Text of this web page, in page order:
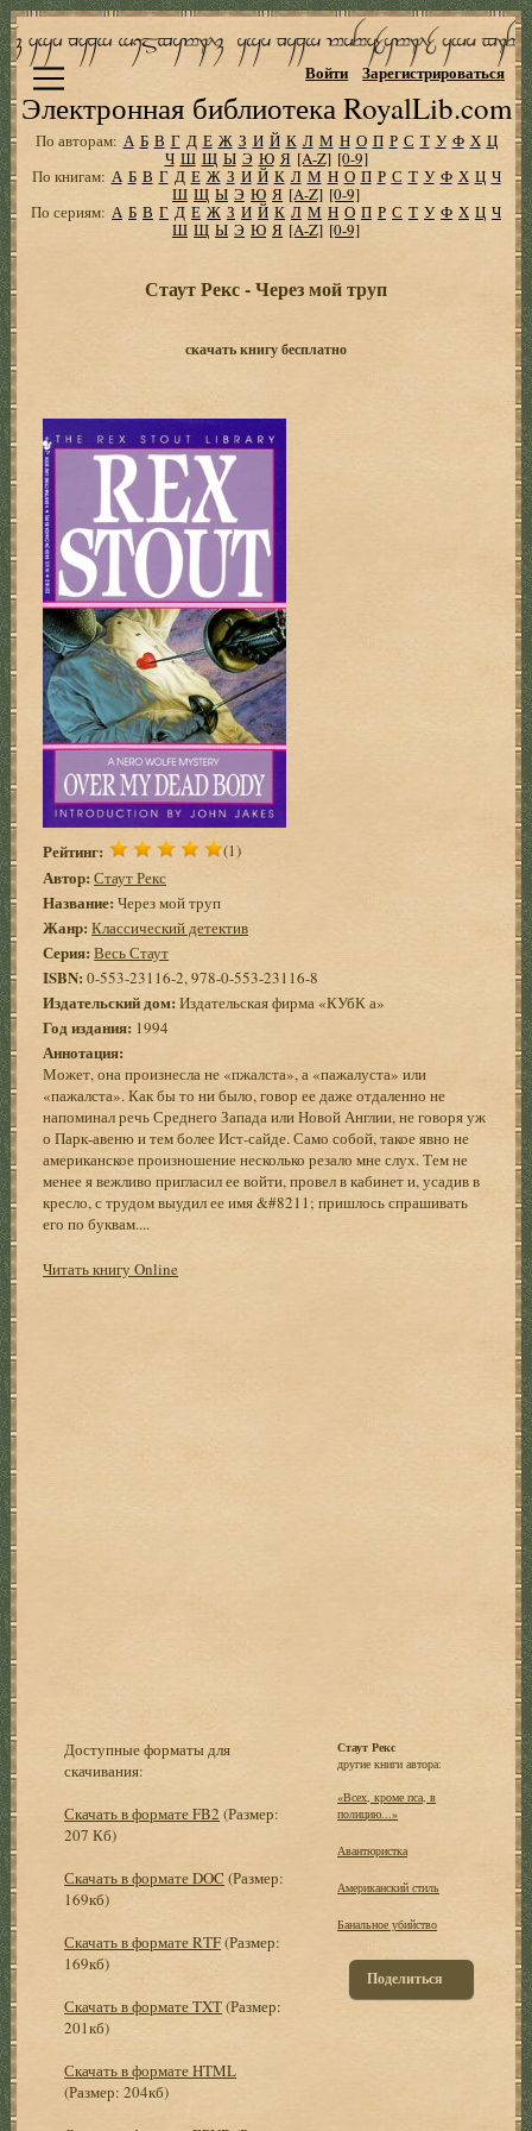
Электронная библиотека RoyalLib.com
Войти Зарегистрироваться
По авторам: А Б В Г Д Е Ж З И Й К Л М Н О П Р С Т У Ф Х Ц
Ч Ш Щ Ы Э Ю Я [A-Z] [0-9]
По книгам: А Б В Г Д Е Ж З И Й К Л М Н О П Р С Т У Ф Х Ц Ч
Ш Щ Ы Э Ю Я [A-Z] [0-9]
По сериям: А Б В Г Д Е Ж З И Й К Л М Н О П Р С Т У Ф Х Ц Ч
Ш Щ Ы Э Ю Я [A-Z] [0-9]
Стаут Рекс - Через мой труп
скачать книгу бесплатно
Рейтинг: (1)
Автор: Стаут Рекс
Название: Через мой труп
Жанр: Классический детектив
Серия: Весь Стаут
ISBN: 0-553-23116-2, 978-0-553-23116-8
Издательский дом: Издательская фирма «КУбК а»
Год издания: 1994
Аннотация:
Может, она произнесла не «пжалста», а «пажалуста» или
«пажалста». Как бы то ни было, говор ее даже отдаленно не
напоминал речь Среднего Запада или Новой Англии, не говоря уж
о Парк-авеню и тем более Ист-сайде. Само собой, такое явно не
американское произношение несколько резало мне слух. Тем не
менее я вежливо пригласил ее войти, провел в кабинет и, усадив в
кресло, с трудом выудил ее имя &#8211; пришлось спрашивать
его по буквам....
Читать книгу Online
Доступные форматы для
скачивания:
Скачать в формате FB2 (Размер:
207 Кб)
Скачать в формате DOC (Размер:
169кб)
Скачать в формате RTF(Размер:
169кб)
Скачать в формате TXT(Размер:
201кб)
Скачать в формате HTML
(Размер: 204кб)
Стаут Рекс
другие книги автора:
«Всех, кроме пса, в
полицию...»
Авантюристка
Американский стиль
Банальное убийство
Поделиться